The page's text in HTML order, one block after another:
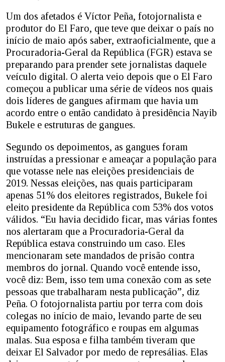
Um dos afetados é Víctor Peña, fotojornalista e
produtor do El Faro, que teve que deixar o país no
início de maio após saber, extraoficialmente, que a
Procuradoria-Geral da República (FGR) estava se
preparando para prender sete jornalistas daquele
veículo digital. O alerta veio depois que o El Faro
começou a publicar uma série de vídeos nos quais
dois líderes de gangues afirmam que havia um
acordo entre o então candidato à presidência Nayib
Bukele e estruturas de gangues.
Segundo os depoimentos, as gangues foram
instruídas a pressionar e ameaçar a população para
que votasse nele nas eleições presidenciais de
2019. Nessas eleições, nas quais participaram
apenas 51% dos eleitores registrados, Bukele foi
eleito presidente da República com 53% dos votos
válidos. “Eu havia decidido ficar, mas várias fontes
nos alertaram que a Procuradoria-Geral da
República estava construindo um caso. Eles
mencionaram sete mandados de prisão contra
membros do jornal. Quando você entende isso,
você diz: Bem, isso tem uma conexão com as sete
pessoas que trabalharam nesta publicação”, diz
Peña. O fotojornalista partiu por terra com dois
colegas no início de maio, levando parte de seu
equipamento fotográfico e roupas em algumas
malas. Sua esposa e filha também tiveram que
deixar El Salvador por medo de represálias. Elas